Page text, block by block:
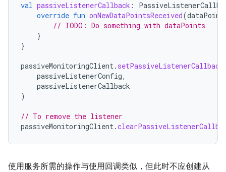
val passiveListenerCallback :
override fun onNewDataPointsReceived(
// TODO: Do something with dataPoints
}
}
passiveMonitoringClient. setPassiveListenerCallback
passiveListenerConfig,
passiveListenerCallback
)
// To remove the listener
passiveMonitoringClient.
使用服务所需的操作与使用回调类似，但此时不应创建从